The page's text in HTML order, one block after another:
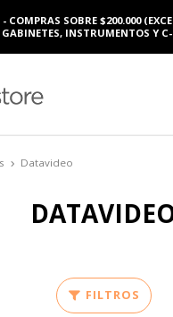
COMPRAS SOBRE $200.000
INSTRUMENTOS Y
Datavideo
FILTROS